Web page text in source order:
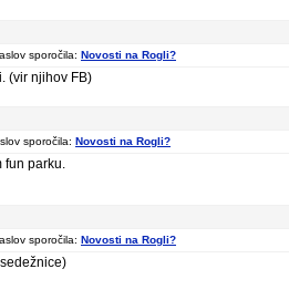
sporočila: Novosti na Rogli?
(vir njihov FB)
sporočila: Novosti na Rogli?
fun parku.
sporočila: Novosti na Rogli?